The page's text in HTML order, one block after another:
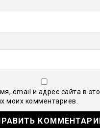
email и адрес сайта в
моих комментариев.